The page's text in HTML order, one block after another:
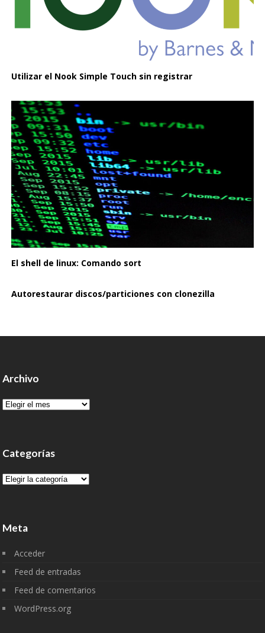
Utilizar el Nook Simple Touch sin registrar
El shell de linux: Comando sort
Autorestaurar discos/particiones con clonezilla
Archivo
Archivo
Categorías
Categorías
Meta
Acceder
Feed de entradas
Feed de comentarios
WordPress.org